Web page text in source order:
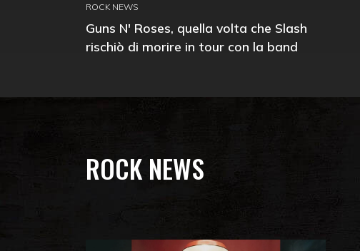
ROCK NEWS
Guns N' Roses, quella volta che Slash
rischiò di morire in tour con la band
ROCK NEWS